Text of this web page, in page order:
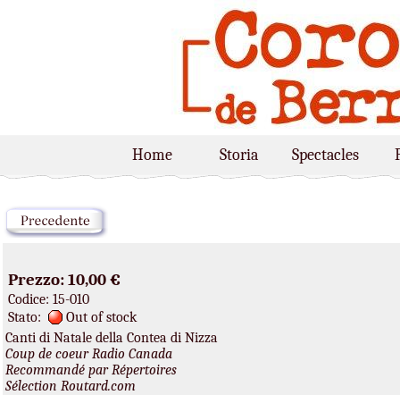
Home Storia Spectacles
Prezzo: 10,00 €
Codice: 15-010
Stato:
Out of stock
Canti di Natale della Contea di Nizza
Coup de coeur Radio Canada
Recommandé par Répertoires
Sélection Routard.com